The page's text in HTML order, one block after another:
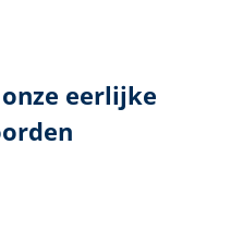
Dameseerlijke